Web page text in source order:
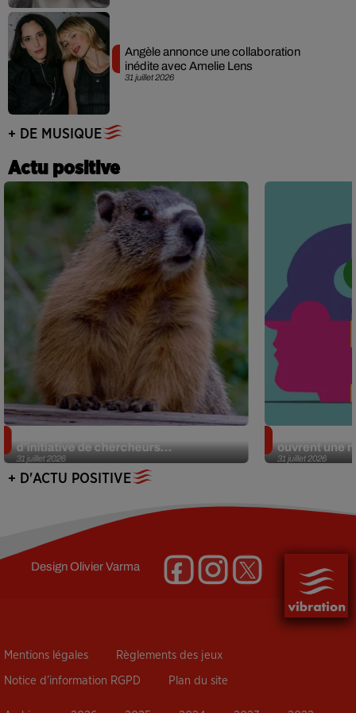
31 juillet 2026
Angèle annonce une collaboration
inédite avec Amelie Lens
+ DE MUSIQUE
Actu positive
31 juillet 2026
d’initiative de chercheurs...
31 juillet 2026
ouvrent une
+ D'ACTU POSITIVE
DesignOlivier Varma
Mentions légales Règlements des jeux
Notice d’information RGPD Plan du site